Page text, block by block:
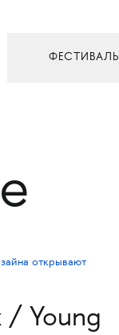
ФЕСТИВАЛЬ
/ Young